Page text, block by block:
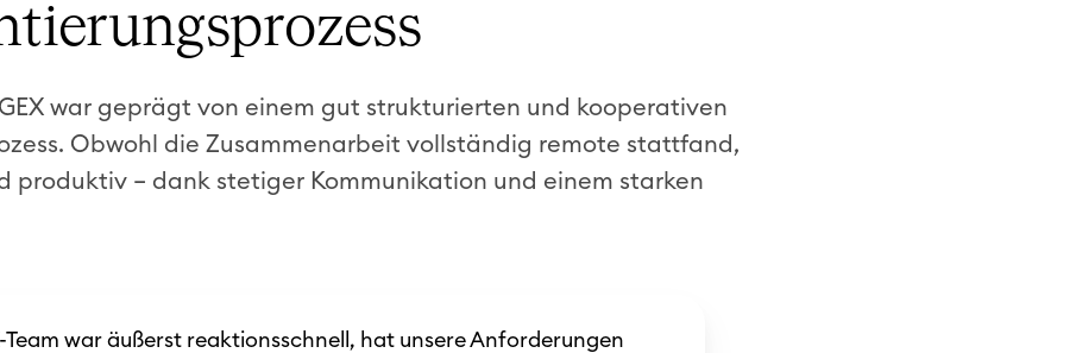
war geprägt von einem gut strukturierten und kooperativen
Obwohl die Zusammenarbeit vollständig remote stattfand,
produktiv – dank stetiger Kommunikation und einem starken
Team war äußerst reaktionsschnell, hat unsere Anforderungen